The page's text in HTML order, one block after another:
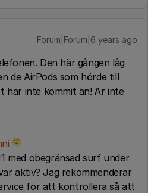
Forum|Forum|6 years ago
Den här gången låg
de AirPods som hörde till
har inte kommit än! Är inte
med obegränsad surf under
aktiv? Jag rekommenderar
för att kontrollera så att